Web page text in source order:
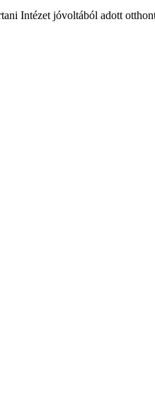
Intézet jóvoltából adott